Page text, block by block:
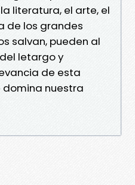
literatura, el arte, el
de los grandes
salvan, pueden al
letargo y
de esta
nuestra